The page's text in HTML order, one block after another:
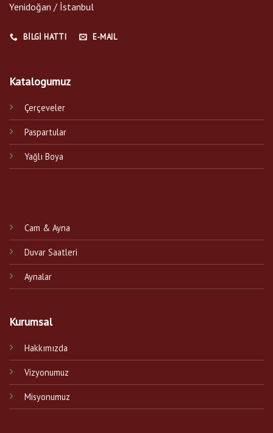
Yenidoğan / İstanbul
BILGI HATTI E-MAIL
Katalogumuz
Çerçeveler
Paspartular
Yağlı Boya
Cam & Ayna
Duvar Saatleri
Aynalar
Kurumsal
Hakkımızda
Vizyonumuz
Misyonumuz